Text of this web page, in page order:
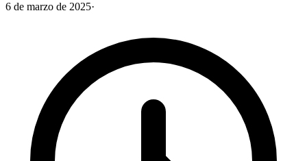
6 de marzo de 2025·